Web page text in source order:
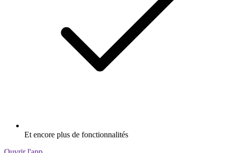
Et encore plus de fonctionnalités